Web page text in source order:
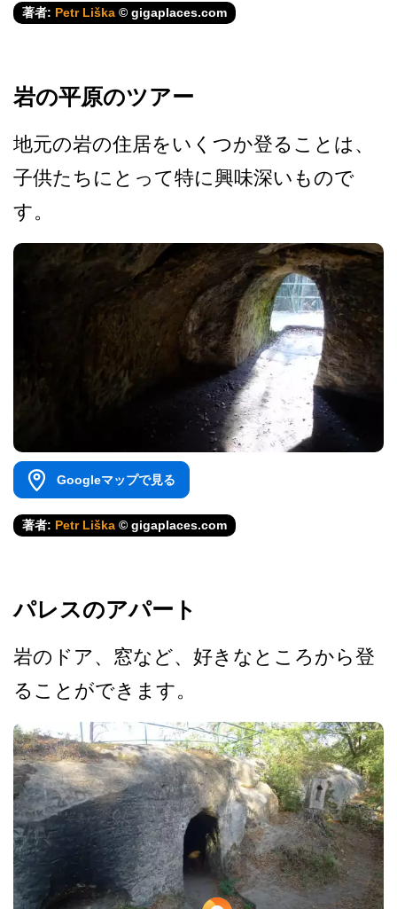
著者: Petr Liška © gigaplaces.com
岩の平原のツアー
地元の岩の住居をいくつか登­ることは、
子供たちにとって特に興味深いもので
す。
Googleマップで見る
著者: Petr Liška © gigaplaces.com
パレスのアパート
岩のドア、窓など、好きなと­ころから登
ることができます。